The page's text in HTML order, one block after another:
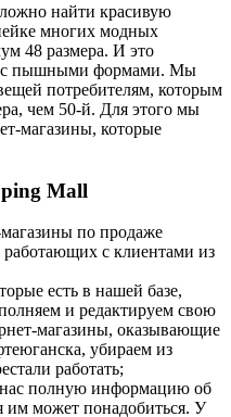
найти красивую
многих модных
48 размера. И это
с пышными формами. Мы
потребителям, которым
чем 50-й. Для этого мы
магазины, которые
Mall
по продаже
с клиентами из
есть в нашей базе,
и редактируем свою
магазины, оказывающие
убираем из
работать;
нас полную информацию об
им может понадобиться. У